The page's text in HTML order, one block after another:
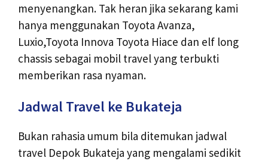
menyenangkan. Tak heran jika sekarang kami
hanya menggunakan Toyota Avanza,
Luxio,Toyota Innova Toyota Hiace dan elf long
chassis sebagai mobil travel yang terbukti
memberikan rasa nyaman.
Jadwal Travel ke Bukateja
Bukan rahasia umum bila ditemukan jadwal
travel Depok Bukateja yang mengalami sedikit